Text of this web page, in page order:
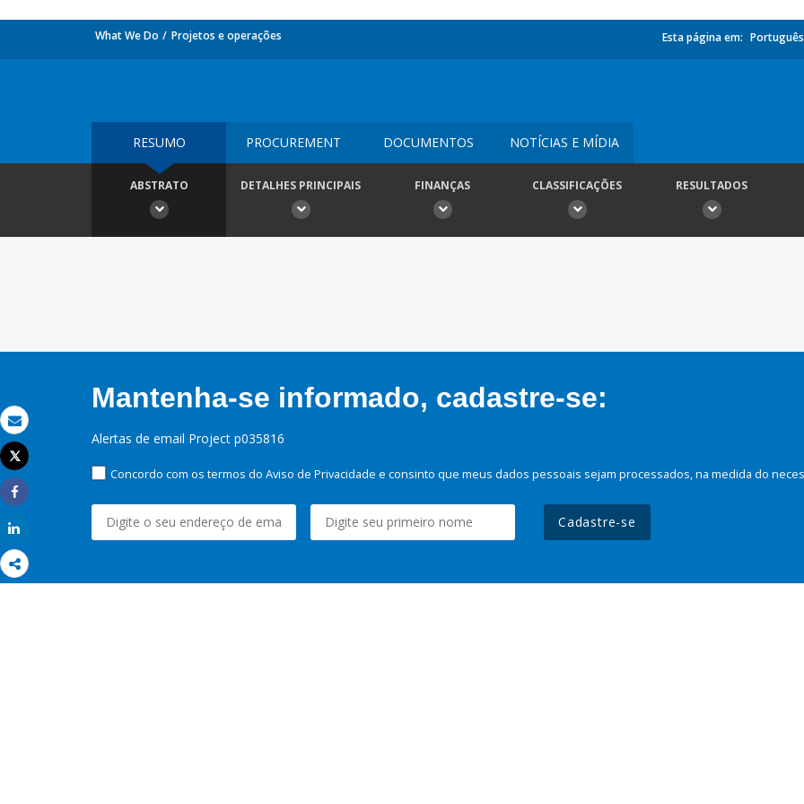
Email
Imprimir
Tweet
Share
What We Do Projetos e operações Esta página em: Português
RESUMO PROCUREMENT DOCUMENTOS NOTÍCIAS E MÍDIA
ABSTRATO DETALHES PRINCIPAIS FINANÇAS CLASSIFICAÇÕES RESULTADOS
Mantenha-se informado, cadastre-se:
Alertas de email Project p035816
Concordo com os termos do Aviso de Privacidade e consinto que meus dados pessoais sejam processados, na medida do
Cadastre-se